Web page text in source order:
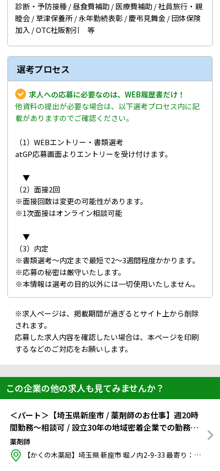
診断・予防接種 / 昼食費補助 / 医療費補助 / 社員旅行・親
睦会 / 草津保養所 / 永年勤続表彰 / 慶弔見舞金 / 団体保険
加入 / OTC社販割引 等
選考プロセス
求人への応募に必要なのは、WEB履歴書だけ！
他資料の提出が必要な場合は、以下選考プロセス内に記
載がありますのでご確認ください。
（1）WEBエントリー・書類選考
atGP応募画面よりエントリーを受け付けます。
▼
（2）面接2回
※面接回数は変更の可能性があります。
※1次面接はオンライン相談可能
▼
（3）内定
※書類選考～内定まで最短で2～3週間程度かかります。
※応募の秘密は厳守いたします。
※本情報は選考の目的以外には一切使用いたしません。
※求人ページは、掲載期間が過ぎるとサイト上から削除
されます。
応募した求人内容を確認したい場合は、本ページを印刷
するなどのご対応をお願いします。
この企業の他の求人も見てみませんか？
＜パート＞【埼玉県新座市 / 薬剤師のお仕事】週20時
間勤務～相談可 / 設立30年の地域密着企業での勤務で
す / 育児やご体調と両立させながら、長期的な就業を目
指しませんか？
薬剤師
【かくの木薬局】埼玉県 新座市 堀ノ内2-9-33 最寄り： 西武池